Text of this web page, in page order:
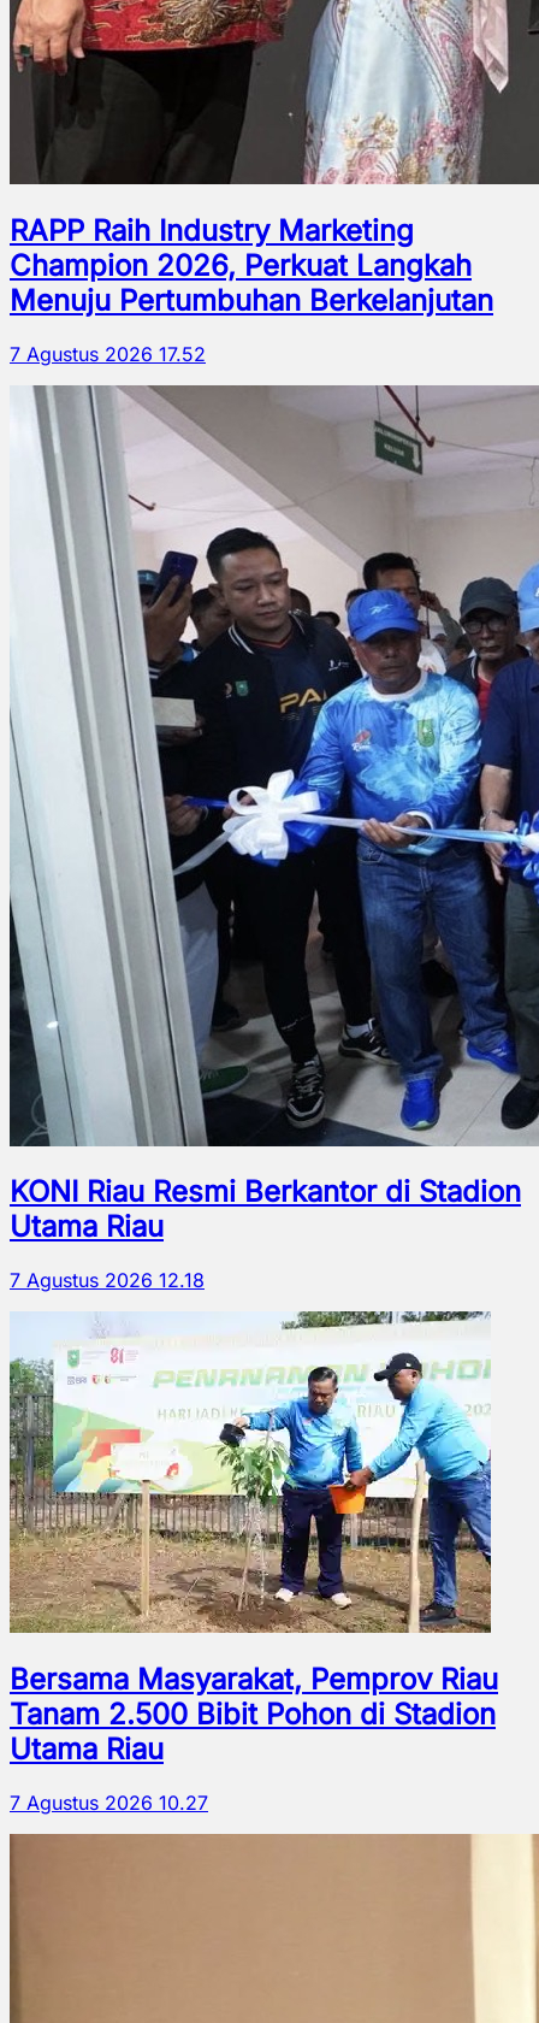
RAPP Raih Industry Marketing
Champion 2026, Perkuat Langkah
Menuju Pertumbuhan Berkelanjutan
7 Agustus 2026 17.52
KONI Riau Resmi Berkantor di Stadion
Utama Riau
7 Agustus 2026 12.18
Bersama Masyarakat, Pemprov Riau
Tanam 2.500 Bibit Pohon di Stadion
Utama Riau
7 Agustus 2026 10.27